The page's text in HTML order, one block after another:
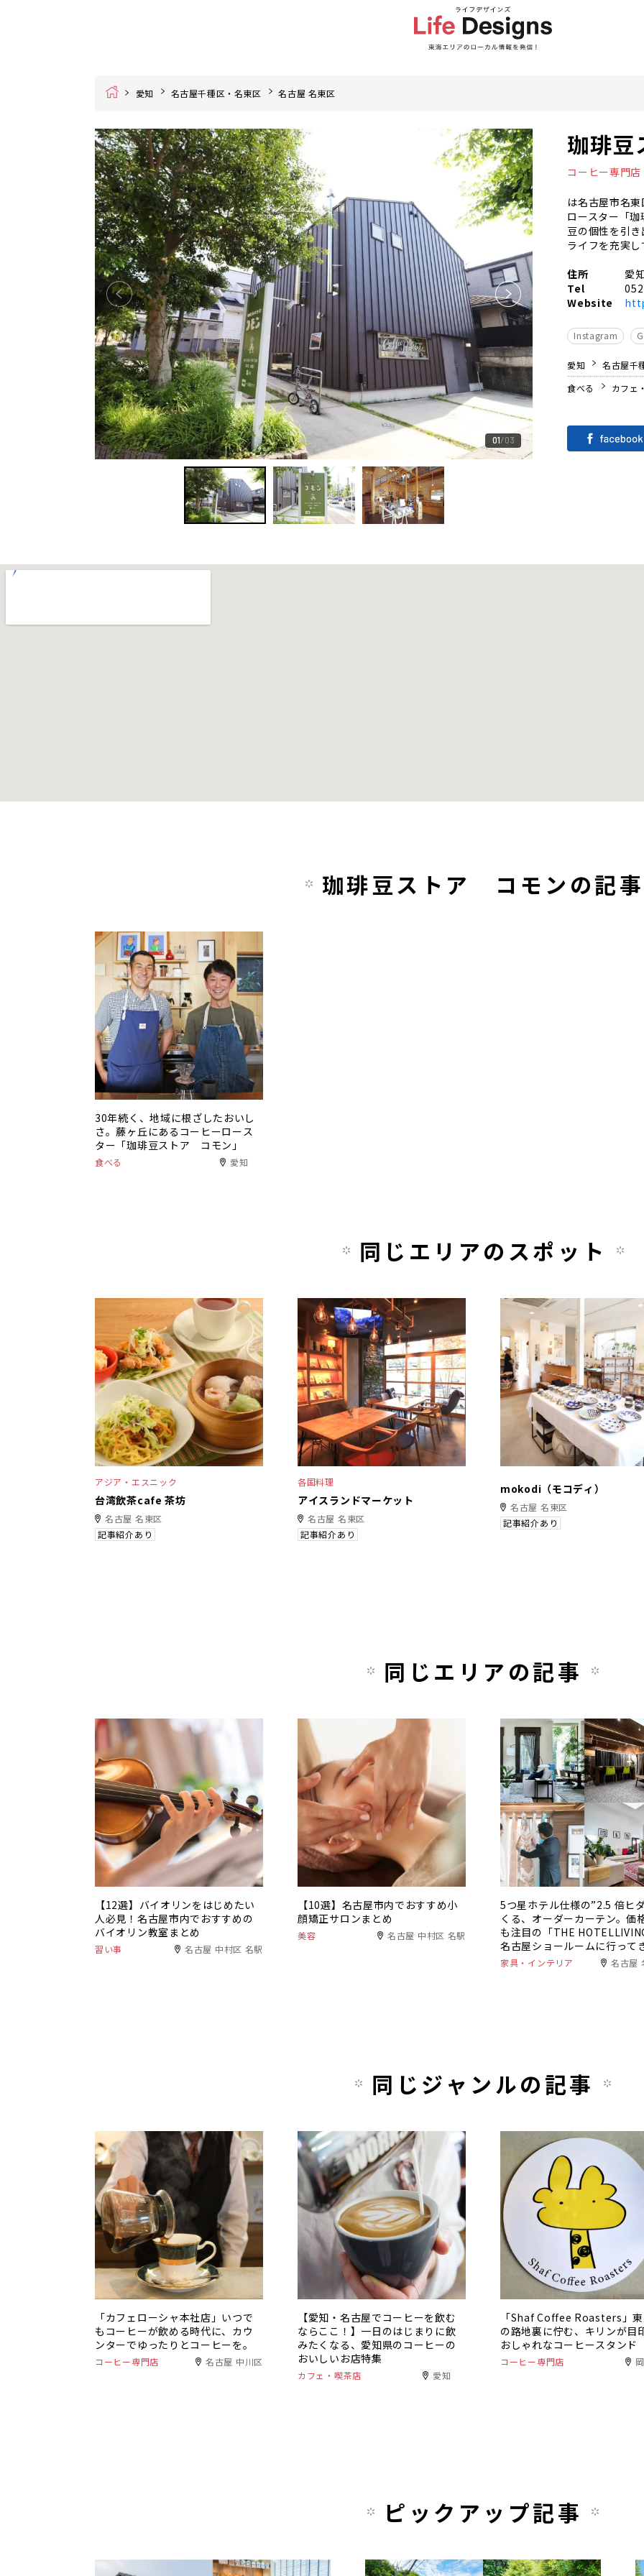
Home 愛知 名古屋千種区・名東区 名古屋 名東区
01 03
珈琲
コーヒー専門店
は名古屋市名
ロースター「
豆の個性を引
ライフを充実
住所
愛
Tel
Website
Instagram
愛知
名古屋千
食べる
カフェ
珈琲豆ストア コモンの記事
30年続く、地域に根ざしたおいし
さ。藤ヶ丘にあるコーヒーロース
ター「珈琲豆ストア コモン」
食べる 愛知
同じエリアのスポット
アジア・エスニック
台湾飲茶cafe 茶坊
名古屋 名東区
記事紹介あり
各国料理
アイスランドマーケット
名古屋 名東区
記事紹介あり
mokodi（モコディ）
名古屋 名東区
記事紹介あり
同じエリアの記事
【12選】バイオリンをはじめたい
人必見！名古屋市内でおすすめの
バイオリン教室まとめ
習い事 名古屋 中村区 名駅
【10選】名古屋市内でおすすめ小
顔矯正サロンまとめ
美容 名古屋 中村区 名駅
5つ星ホテル仕様の”2.5 倍ヒ
くる、オーダーカーテン。価
も注目の「THE
名古屋ショールームに行って
した。
家具・インテリア 名古屋
同じジャンルの記事
「カフェローシャ本社店」いつで
もコーヒーが飲める時代に、カウ
ンターでゆったりとコーヒーを。
コーヒー専門店 名古屋 中川区
【愛知・名古屋でコーヒーを飲む
ならここ！】一日のはじまりに飲
みたくなる、愛知県のコーヒーの
おいしいお店特集
カフェ・喫茶店 愛知
「Shaf Coffee Roasters」
の路地裏に佇む、キリンが目
おしゃれなコーヒースタンド
コーヒー専門店
ピックアップ記事